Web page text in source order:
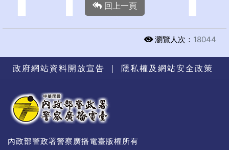
回上一頁
瀏覽人次： 18044
政府網站資料開放宣告 ｜ 隱私權及網站安全政策
內政部警政署警察廣播電臺版權所有